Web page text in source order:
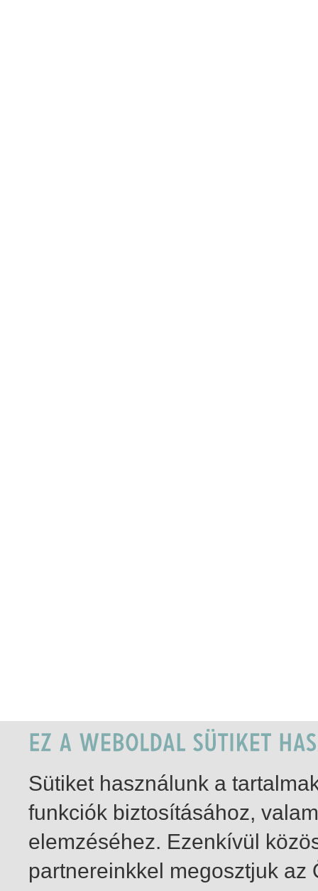
Sütiket használunk a
funkciók biztosításához,
elemzéséhez. Ezenkívül
partnereinkkel megosztjuk